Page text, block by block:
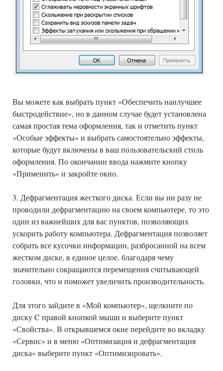
Вы можете как выбрать пункт «Обеспечить наилучшее
быстродействие», но в данном случае будет установлена
самая простая тема оформления, так и отметить пункт
«Особые эффекты» и выбрать самостоятельно эффекты,
которые будут включены в ваш пользовательский стиль
оформления. По окончании ввода нажмите кнопку
«Применить» и закройте окно.
3. Дефрагментация жесткого диска. Если вы ни разу не
проводили дефрагментацию на своем компьютере, то это
один из важнейших для вас пунктов, позволяющих
ускорить работу компьютера. Дефрагментация позволяет
собрать все кусочки информации, разбросанной на всем
жестком диске, в единое целое, благодаря чему
значительно сокращаются перемещения считывающей
головки, что и поможет увеличить производительность.
Для этого зайдите в «Мой компьютер», щелкните по
диску C правой кнопкой мыши и выберите пункт
«Свойства». В открывшемся окне перейдите во вкладку
«Сервис» и в меню «Оптимизация и дефрагментация
диска» выберите пункт «Оптимизировать».